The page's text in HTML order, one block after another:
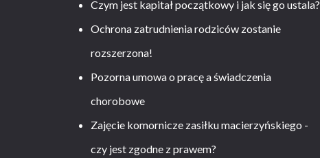
Czym jest kapitał początkowy i jak się go ustala?
Ochrona zatrudnienia rodziców zostanie
rozszerzona!
Pozorna umowa o pracę a świadczenia
chorobowe
Zajęcie komornicze zasiłku macierzyńskiego -
czy jest zgodne z prawem?